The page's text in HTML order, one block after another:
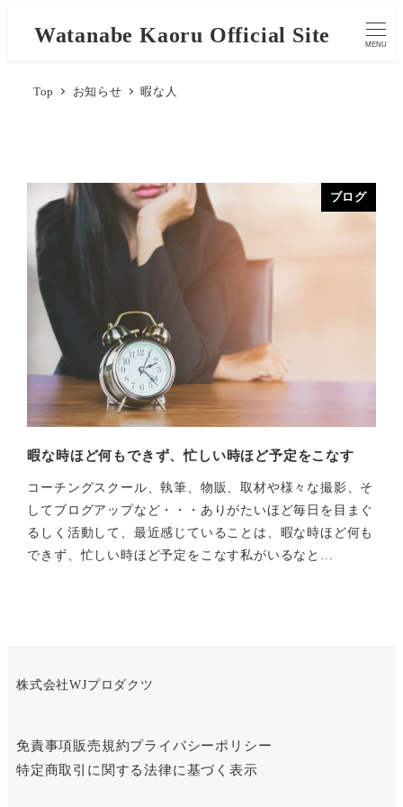
Watanabe Kaoru Official Site MENU
Top お知らせ 暇な人
ブログ
暇な時ほど何もできず、忙しい時ほど予定をこなす
コーチングスクール、執筆、物販、取材や様々な撮影、そ
してブログアップなど・・・ありがたいほど毎日を目まぐ
るしく活動して、最近感じていることは、暇な時ほど何も
できず、忙しい時ほど予定をこなす私がいるなと…
株式会社WJプロダクツ
免責事項販売規約プライバシーポリシー
特定商取引に関する法律に基づく表示